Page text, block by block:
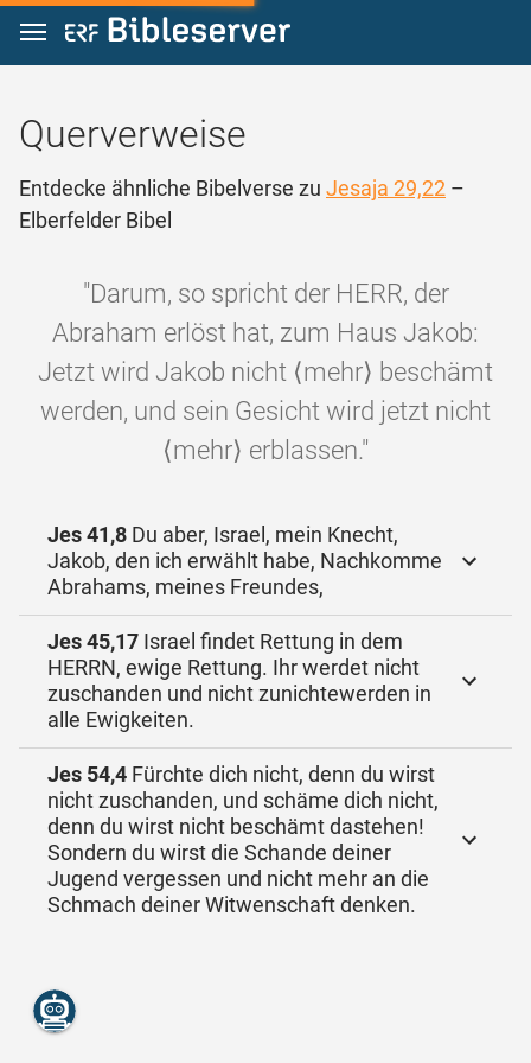
Zum Inhalt springen
Querverweise
Entdecke ähnliche Bibelverse zu Jesaja 29,22 –
Elberfelder Bibel
"Darum, so spricht der HERR, der
Abraham erlöst hat, zum Haus Jakob:
Jetzt wird Jakob nicht ⟨mehr⟩ beschämt
werden, und sein Gesicht wird jetzt nicht
⟨mehr⟩ erblassen."
Jes 41,8 Du aber, Israel, mein Knecht,
Jakob, den ich erwählt habe, Nachkomme
Abrahams, meines Freundes,
Jes 45,17 Israel findet Rettung in dem
HERRN, ewige Rettung. Ihr werdet nicht
zuschanden und nicht zunichtewerden in
alle Ewigkeiten.
Jes 54,4 Fürchte dich nicht, denn du wirst
nicht zuschanden, und schäme dich nicht,
denn du wirst nicht beschämt dastehen!
Sondern du wirst die Schande deiner
Jugend vergessen und nicht mehr an die
Schmach deiner Witwenschaft denken.